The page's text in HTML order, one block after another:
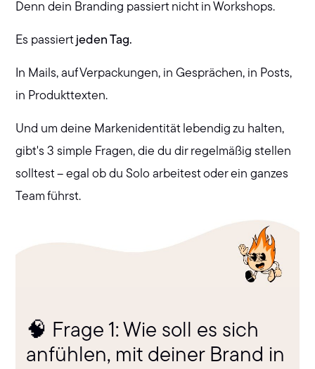
Denn dein Branding passiert nicht in Workshops.
Es passiert jeden Tag.
In Mails, auf Verpackungen, in Gesprächen, in Posts,
in Produkttexten.
Und um deine Markenidentität lebendig zu halten,
gibt's 3 simple Fragen, die du dir regelmäßig stellen
solltest – egal ob du Solo arbeitest oder ein ganzes
Team führst.
🧠 Frage 1: Wie soll es sich
anfühlen, mit deiner Brand in